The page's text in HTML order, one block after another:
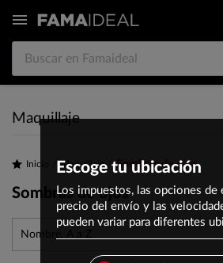

Maquillaje
Inicio Maquillaje Sombras de ojos
Sombras de ojos
Nombre, A a Z
Escoge tu ubicación
Los impuestos, las opciones de
precio del envío y las
pueden variar para diferentes